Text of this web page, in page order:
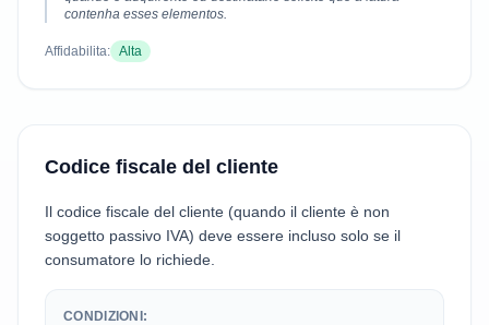
contenha esses elementos.
Affidabilita: Alta
Codice fiscale del cliente
Il codice fiscale del cliente (quando il cliente è non
soggetto passivo IVA) deve essere incluso solo se il
consumatore lo richiede.
CONDIZIONI: